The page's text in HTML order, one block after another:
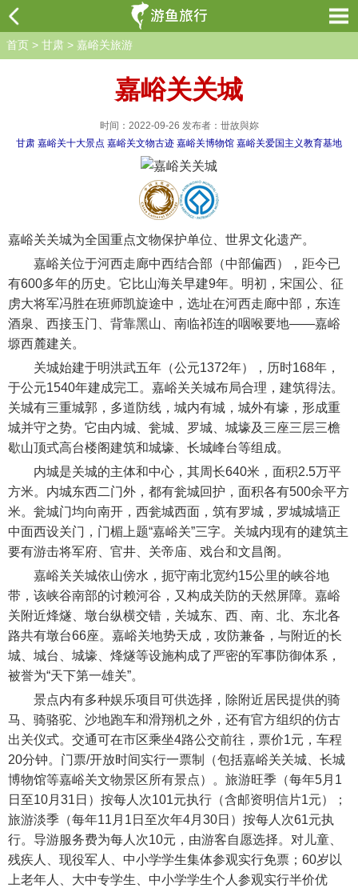
首页 > 甘肃 > 嘉峪关旅游
嘉峪关关城
时间：2022-09-26 发布者：丗故與妳
甘肃 嘉峪关十大景点 嘉峪关文物古迹 嘉峪关博物馆 嘉峪关爱国主义教育基地
嘉峪关关城为全国重点文物保护单位、世界文化遗产。
嘉峪关位于河西走廊中西结合部（中部偏西），距今已
有600多年的历史。它比山海关早建9年。明初，宋国公、征
虏大将军冯胜在班师凯旋途中，选址在河西走廊中部，东连
酒泉、西接玉门、背靠黑山、南临祁连的咽喉要地——嘉峪
塬西麓建关。
关城始建于明洪武五年（公元1372年），历时168年，
于公元1540年建成完工。嘉峪关关城布局合理，建筑得法。
关城有三重城郭，多道防线，城内有城，城外有壕，形成重
城并守之势。它由内城、瓮城、罗城、城壕及三座三层三檐
歇山顶式高台楼阁建筑和城壕、长城峰台等组成。
内城是关城的主体和中心，其周长640米，面积2.5万平
方米。内城东西二门外，都有瓮城回护，面积各有500余平方
米。瓮城门均向南开，西瓮城西面，筑有罗城，罗城城墙正
中面西设关门，门楣上题“嘉峪关”三字。关城内现有的建筑主
要有游击将军府、官井、关帝庙、戏台和文昌阁。
嘉峪关关城依山傍水，扼守南北宽约15公里的峡谷地
带，该峡谷南部的讨赖河谷，又构成关防的天然屏障。嘉峪
关附近烽燧、墩台纵横交错，关城东、西、南、北、东北各
路共有墩台66座。嘉峪关地势天成，攻防兼备，与附近的长
城、城台、城壕、烽燧等设施构成了严密的军事防御体系，
被誉为“天下第一雄关”。
景点内有多种娱乐项目可供选择，除附近居民提供的骑
马、骑骆驼、沙地跑车和滑翔机之外，还有官方组织的仿古
出关仪式。交通可在市区乘坐4路公交前往，票价1元，车程
20分钟。门票/开放时间实行一票制（包括嘉峪关关城、长城
博物馆等嘉峪关文物景区所有景点）。旅游旺季（每年5月1
日至10月31日）按每人次101元执行（含邮资明信片1元）；
旅游淡季（每年11月1日至次年4月30日）按每人次61元执
行。导游服务费为每人次10元，由游客自愿选择。对儿童、
残疾人、现役军人、中小学学生集体参观实行免票；60岁以
上老年人、大中专学生、中小学学生个人参观实行半价优